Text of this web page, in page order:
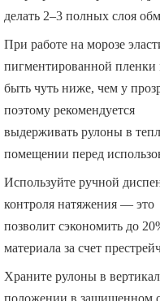
делать 2–3 полных слоя
При работе на морозе
пигментированной пленки
быть чуть ниже, чем у
поэтому рекомендуется
выдерживать рулоны в
помещении перед
Используйте ручной
контроля натяжения — это
позволит сэкономить до
материала за счет
Храните рулоны в
положении в защищенном